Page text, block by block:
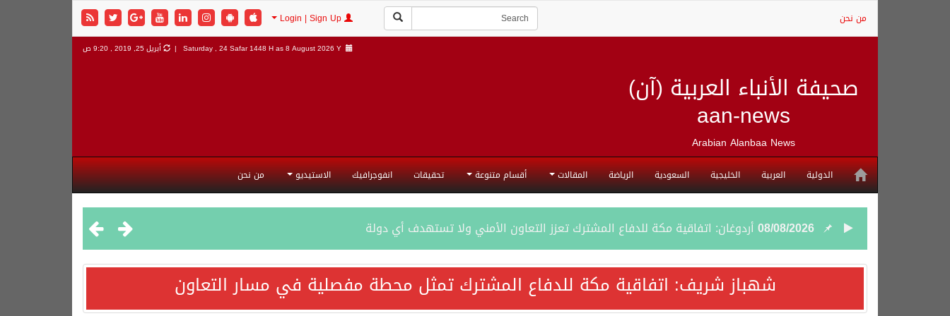
من نحن
صحيفة الأنباء العربية (آن)
aan-news
Arabian Alanbaa News
Saturday , 24 Safar 1448 H as8 August 2026 Y | أبريل 25, 2019 , 9:20 ص
الدولية العربية الخليجية السعودية الرياضة المقالات أقسام متنوعة تحقيقات انفوجرافيك الاستيديو من نحن
08/08/2026 أردوغان: اتفاقية مكة للدفاع المشترك تعزز التعاون الأمني ولا تستهدف أي دولة
08/08/2026سمو وزير الخارجية : اتفاقية مكة تعكس الإرادة السياسية لحماية أمن المنطقة
شهباز شريف: اتفاقية مكة للدفاع المشترك تمثل محطة مفصلية في مسار التعاون